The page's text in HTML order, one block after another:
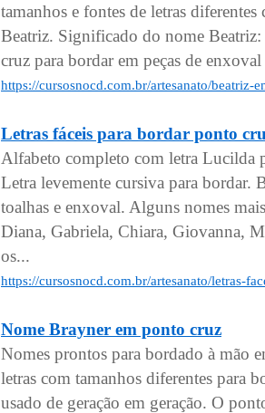
tamanhos e fontes de letras
Beatriz. Significado do nome
cruz para bordar em peças de
https://cursosnocd.com.br/artesanato/beatriz-
Letras fáceis para bordar ponto
Alfabeto completo com letra Lucilda
Letra levemente cursiva para bordar.
toalhas e enxoval. Alguns nomes
Diana, Gabriela, Chiara, Giovanna,
os...
https://cursosnocd.com.br/artesanato/letras-
Nome Brayner em ponto cruz
Nomes prontos para bordado à mão
letras com tamanhos diferentes para
usado de geração em geração. O